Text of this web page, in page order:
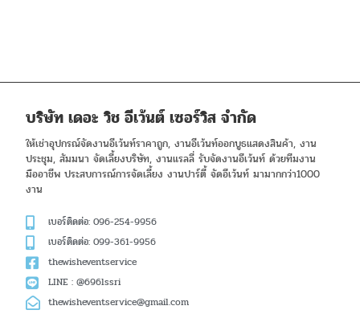
บริษัท เดอะ วิช อีเว้นต์ เซอร์วิส จำกัด
ให้เช่าอุปกรณ์จัดงานอีเว้นท์ราคาถูก, งานอีเว้นท์ออกบูธแสดงสินค้า, งาน
ประชุม, สัมมนา จัดเลี้ยงบริษัท, งานแรลลี่ รับจัดงานอีเว้นท์ ด้วยทีมงาน
มืออาชีพ ประสบการณ์การจัดเลี้ยง งานปาร์ตี้ จัดอีเว้นท์ มามากกว่า1000
งาน
เบอร์ติดต่อ: 096-254-9956
เบอร์ติดต่อ: 099-361-9956
thewisheventservice
LINE : @696lssri
thewisheventservice@gmail.com